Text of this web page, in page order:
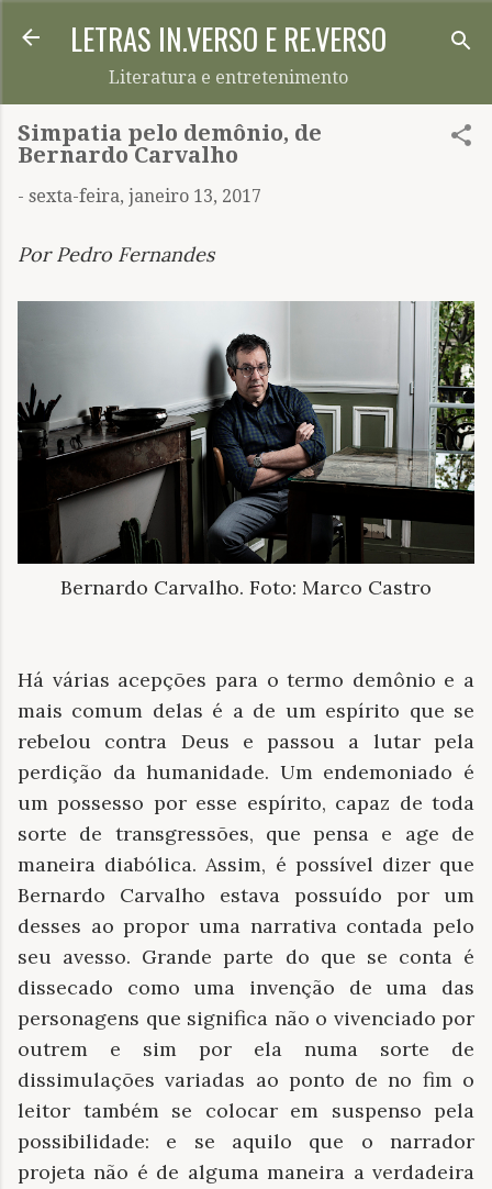
Pular para o conteúdo principal
LETRAS IN.VERSO E RE.VERSO
Literatura e entretenimento
Simpatia pelo demônio, de
Bernardo Carvalho
- sexta-feira, janeiro 13, 2017
Por Pedro Fernandes
Bernardo Carvalho. Foto: Marco Castro
Há várias acepções para o termo demônio e a
mais comum delas é a de um espírito que se
rebelou contra Deus e passou a lutar pela
perdição da humanidade. Um endemoniado é
um possesso por esse espírito, capaz de toda
sorte de transgressões, que pensa e age de
maneira diabólica. Assim, é possível dizer que
Bernardo Carvalho estava possuído por um
desses ao propor uma narrativa contada pelo
seu avesso. Grande parte do que se conta é
dissecado como uma invenção de uma das
personagens que significa não o vivenciado por
outrem e sim por ela numa sorte de
dissimulações variadas ao ponto de no fim o
leitor também se colocar em suspenso pela
possibilidade: e se aquilo que o narrador
projeta não é de alguma maneira a verdadeira